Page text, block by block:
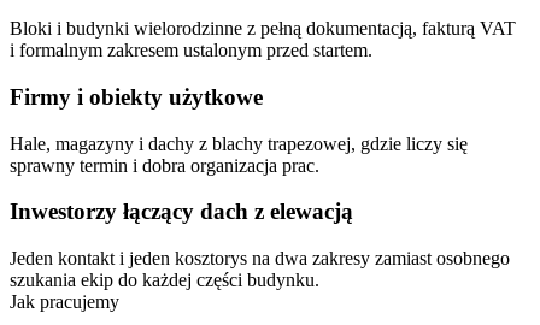
Bloki i budynki wielorodzinne z pełną dokumentacją, fakturą VAT
i formalnym zakresem ustalonym przed startem.
Firmy i obiekty użytkowe
Hale, magazyny i dachy z blachy trapezowej, gdzie liczy się
sprawny termin i dobra organizacja prac.
Inwestorzy łączący dach z elewacją
Jeden kontakt i jeden kosztorys na dwa zakresy zamiast osobnego
szukania ekip do każdej części budynku.
Jak pracujemy